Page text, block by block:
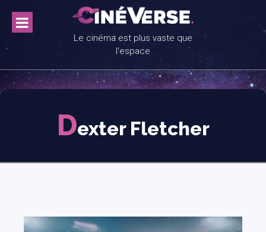
content
Le cinéma est plus vaste que
l'espace
Dexter Fletcher